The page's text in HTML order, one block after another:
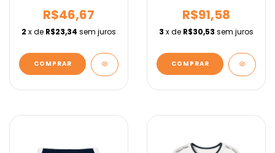
R$46,67
2 x de R$23,34 sem juros
COMPRAR
R$91,58
3 x de R$30,53 sem juros
COMPRAR